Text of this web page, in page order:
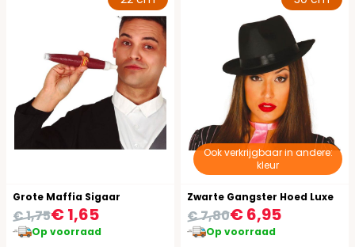
Grote Maffia Sigaar
€ 1,65
€ 1,75
Op voorraad
Ook verkrijgbaar in andere:
kleur
Zwarte Gangster Hoed Luxe
€ 6,95
€ 7,80
Op voorraad